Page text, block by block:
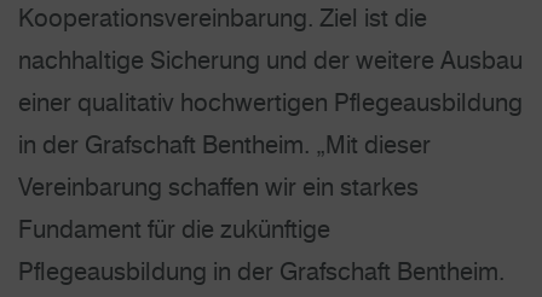
Kooperationsvereinbarung. Ziel ist die
nachhaltige Sicherung und der weitere Ausbau
einer qualitativ hochwertigen Pflegeausbildung
in der Grafschaft Bentheim. „Mit dieser
Vereinbarung schaffen wir ein starkes
Fundament für die zukünftige
Pflegeausbildung in der Grafschaft Bentheim.